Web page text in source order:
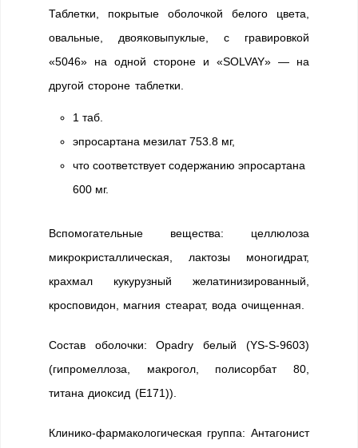
Таблетки, покрытые оболочкой белого цвета,
овальные, двояковыпуклые, с гравировкой
«5046» на одной стороне и «SOLVAY» — на
другой стороне таблетки.
1 таб.
эпросартана мезилат 753.8 мг,
что соответствует содержанию эпросартана
600 мг.
Вспомогательные вещества: целлюлоза
микрокристаллическая, лактозы моногидрат,
крахмал кукурузный желатинизированный,
кросповидон, магния стеарат, вода очищенная.
Состав оболочки: Opadry белый (YS-S-9603)
(гипромеллоза, макрогол, полисорбат 80,
титана диоксид (Е171)).
Клинико-фармакологическая группа: Антагонист